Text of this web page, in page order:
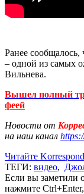
Ранее сообщалось,
– одной из самых
Вильнева.
Вышел полный
феей
Новости от
на наш канал
Читайте
ТЕГИ: видео,
Если вы заметили
нажмите